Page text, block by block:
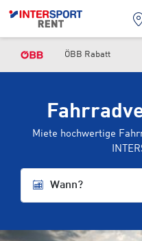
ÖBB Rabatt
Miete hochwertige
Wann?